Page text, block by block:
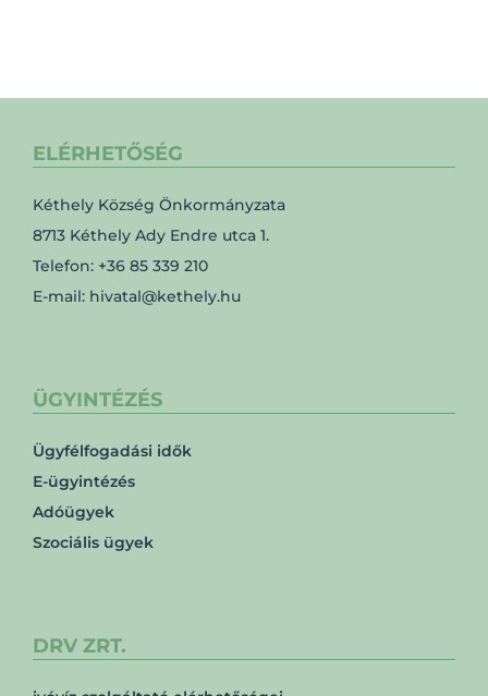
ELÉRHETŐSÉG
Kéthely Község Önkormányzata
8713 Kéthely Ady Endre utca 1.
Telefon: +36 85 339 210
E-mail: hivatal@kethely.hu
ÜGYINTÉZÉS
Ügyfélfogadási idők
E-ügyintézés
Adóügyek
Szociális ügyek
DRV ZRT.